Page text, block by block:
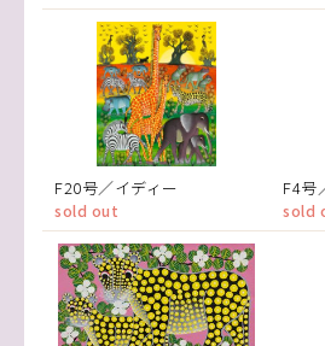
F20号／イディー
sold out
F4号
sold